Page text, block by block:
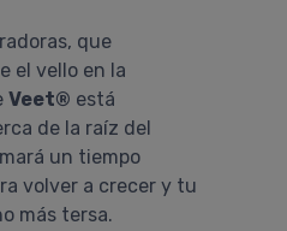
que
el vello en la
Veet® está
de la raíz del
un tiempo
volver a crecer y tu
más tersa.